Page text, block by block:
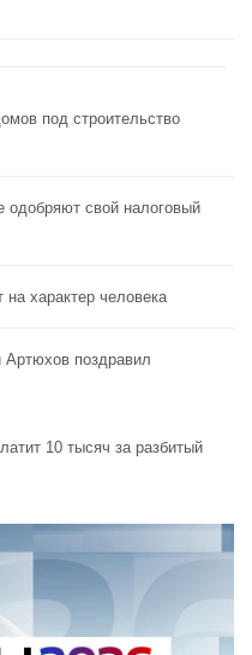
под строительство
свой налоговый
характер человека
Артюхов поздравил
10 тысяч за разбитый